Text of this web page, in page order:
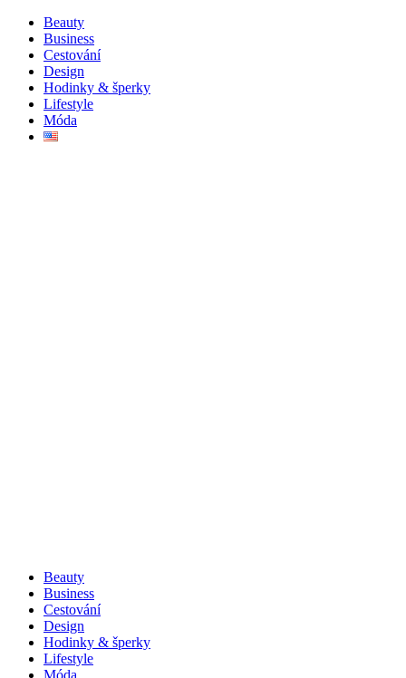
Beauty
Business
Cestování
Design
Hodinky & šperky
Lifestyle
Móda
Beauty
Business
Cestování
Design
Hodinky & šperky
Lifestyle
Móda